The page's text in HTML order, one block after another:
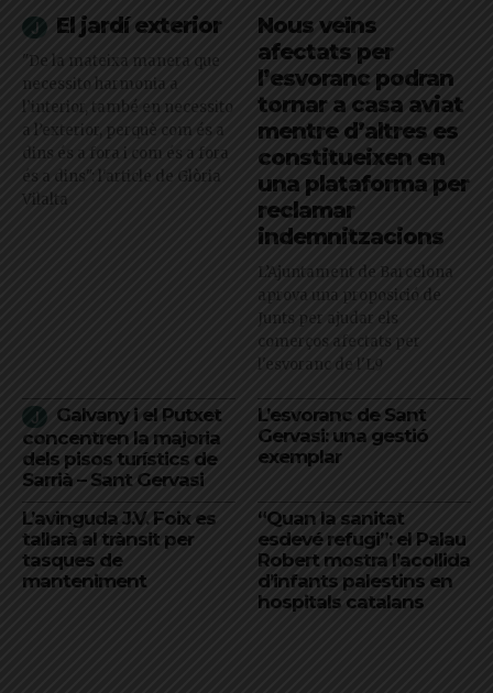
El jardí exterior
"De la mateixa manera que
necessito harmonia a
l’interior, també en necessito
a l’exterior, perquè com és a
dins és a fora i com és a fora
és a dins": l'article de Glòria
Vilalta
Nous veïns
afectats per
l’esvoranc podran
tornar a casa aviat
mentre d’altres es
constitueixen en
una plataforma per
reclamar
indemnitzacions
L’Ajuntament de Barcelona
aprova una proposició de
Junts per ajudar els
comerços afectats per
l'esvoranc de l'L9
Galvany i el Putxet
concentren la majoria
dels pisos turístics de
Sarrià – Sant Gervasi
L’esvoranc de Sant
Gervasi: una gestió
exemplar
L’avinguda J.V. Foix es
tallarà al trànsit per
tasques de
manteniment
“Quan la sanitat
esdevé refugi”: el Palau
Robert mostra l’acollida
d’infants palestins en
hospitals catalans